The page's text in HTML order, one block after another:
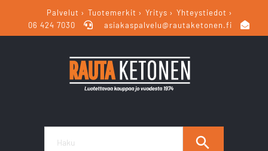
Palvelut Tuotemerkit Yritys
Yhteystiedot
06 424 7030
asiakaspalvelu@rautaketonen.fi